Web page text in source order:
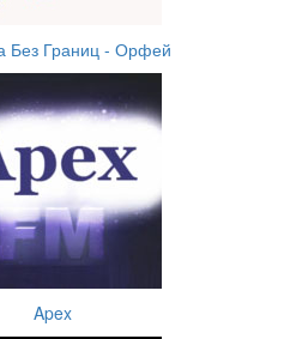
Без Границ - Орфей
Apex